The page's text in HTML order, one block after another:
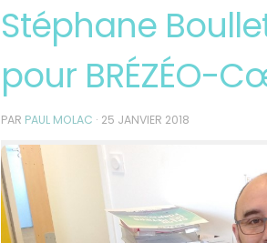
Stéphane
pour BRÉZÉO-
PAR PAUL MOLAC · 25 JANVIER 2018